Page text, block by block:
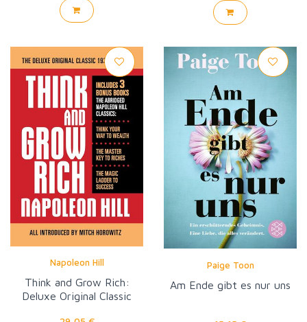
Napoleon Hill
Think and Grow Rich:
Deluxe Original Classic
Paige Toon
Am Ende gibt es nur uns